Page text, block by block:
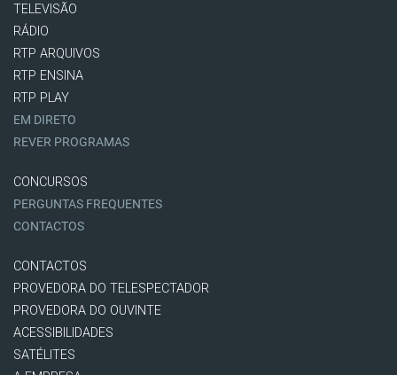
TELEVISÃO
RÁDIO
RTP ARQUIVOS
RTP ENSINA
RTP PLAY
EM DIRETO
REVER PROGRAMAS
CONCURSOS
PERGUNTAS FREQUENTES
CONTACTOS
CONTACTOS
PROVEDORA DO TELESPECTADOR
PROVEDORA DO OUVINTE
ACESSIBILIDADES
SATÉLITES